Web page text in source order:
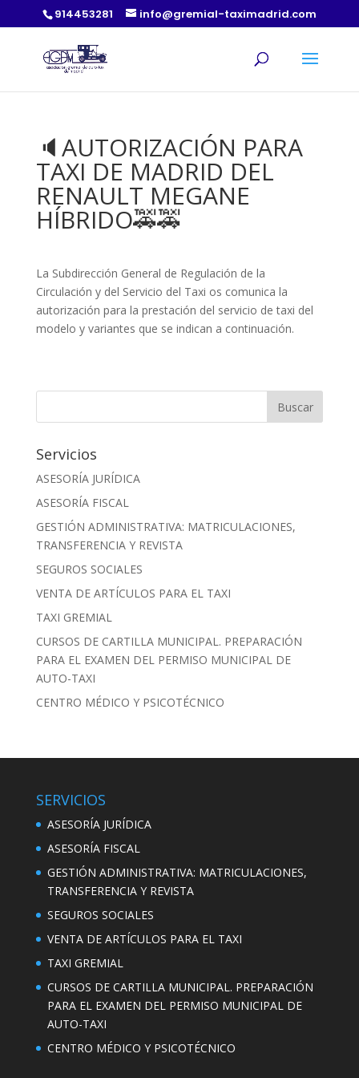
914453281 info@gremial-taximadrid.com
🔈AUTORIZACIÓN PARA
TAXI DE MADRID DEL
RENAULT MEGANE
HÍBRIDO🚕🚕
La Subdirección General de Regulación de la
Circulación y del Servicio del Taxi os comunica la
autorización para la prestación del servicio de taxi del
modelo y variantes que se indican a continuación.
Servicios
ASESORÍA JURÍDICA
ASESORÍA FISCAL
GESTIÓN ADMINISTRATIVA: MATRICULACIONES,
TRANSFERENCIA Y REVISTA
SEGUROS SOCIALES
VENTA DE ARTÍCULOS PARA EL TAXI
TAXI GREMIAL
CURSOS DE CARTILLA MUNICIPAL. PREPARACIÓN
PARA EL EXAMEN DEL PERMISO MUNICIPAL DE
AUTO-TAXI
CENTRO MÉDICO Y PSICOTÉCNICO
SERVICIOS
ASESORÍA JURÍDICA
ASESORÍA FISCAL
GESTIÓN ADMINISTRATIVA: MATRICULACIONES,
TRANSFERENCIA Y REVISTA
SEGUROS SOCIALES
VENTA DE ARTÍCULOS PARA EL TAXI
TAXI GREMIAL
CURSOS DE CARTILLA MUNICIPAL. PREPARACIÓN
PARA EL EXAMEN DEL PERMISO MUNICIPAL DE
AUTO-TAXI
CENTRO MÉDICO Y PSICOTÉCNICO